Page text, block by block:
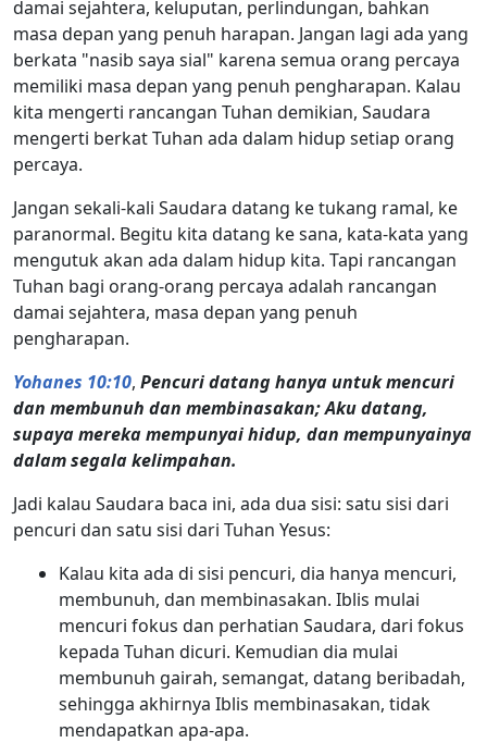
damai sejahtera, keluputan, perlindungan, bahkan
masa depan yang penuh harapan. Jangan lagi ada yang
berkata "nasib saya sial" karena semua orang percaya
memiliki masa depan yang penuh pengharapan. Kalau
kita mengerti rancangan Tuhan demikian, Saudara
mengerti berkat Tuhan ada dalam hidup setiap orang
percaya.
Jangan sekali-kali Saudara datang ke tukang ramal, ke
paranormal. Begitu kita datang ke sana, kata-kata yang
mengutuk akan ada dalam hidup kita. Tapi rancangan
Tuhan bagi orang-orang percaya adalah rancangan
damai sejahtera, masa depan yang penuh
pengharapan.
Yohanes 10:10, Pencuri datang hanya untuk mencuri
dan membunuh dan membinasakan; Aku datang,
supaya mereka mempunyai hidup, dan mempunyainya
dalam segala kelimpahan.
Jadi kalau Saudara baca ini, ada dua sisi: satu sisi dari
pencuri dan satu sisi dari Tuhan Yesus:
Kalau kita ada di sisi pencuri, dia hanya mencuri,
membunuh, dan membinasakan. Iblis mulai
mencuri fokus dan perhatian Saudara, dari fokus
kepada Tuhan dicuri. Kemudian dia mulai
membunuh gairah, semangat, datang beribadah,
sehingga akhirnya Iblis membinasakan, tidak
mendapatkan apa-apa.